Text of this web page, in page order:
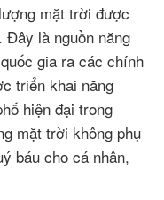
mặt trời được
là nguồn năng
gia ra các chính
triển khai năng
hiện đại trong
mặt trời không phụ
báu cho cá nhân,